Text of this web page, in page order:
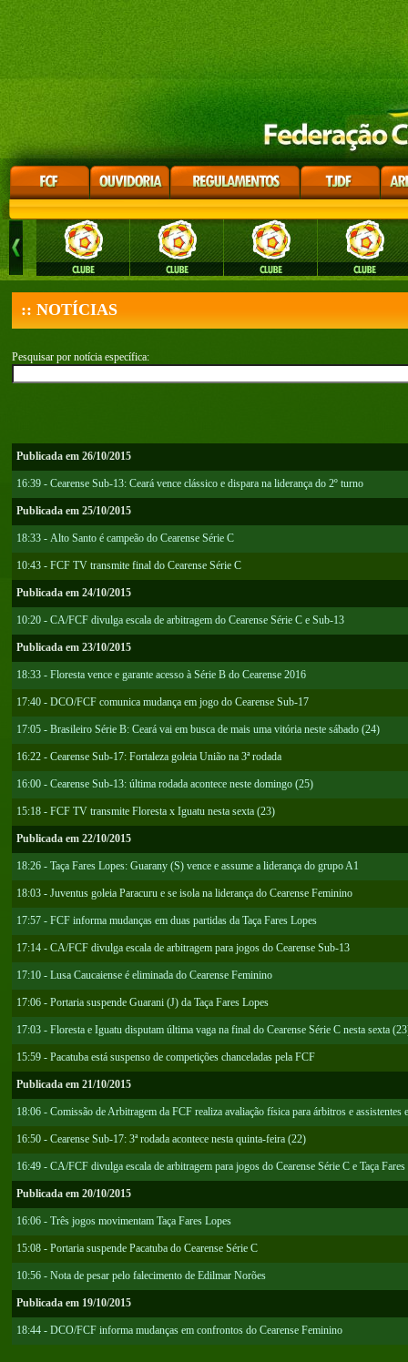
:: NOTÍCIAS
Pesquisar por notícia específica:
Publicada em 26/10/2015
16:39 - Cearense Sub-13: Ceará vence clássico e dispara na liderança do 2º turno
Publicada em 25/10/2015
18:33 - Alto Santo é campeão do Cearense Série C
10:43 - FCF TV transmite final do Cearense Série C
Publicada em 24/10/2015
10:20 - CA/FCF divulga escala de arbitragem do Cearense Série C e Sub-13
Publicada em 23/10/2015
18:33 - Floresta vence e garante acesso à Série B do Cearense 2016
17:40 - DCO/FCF comunica mudança em jogo do Cearense Sub-17
17:05 - Brasileiro Série B: Ceará vai em busca de mais uma vitória neste sábado (24)
16:22 - Cearense Sub-17: Fortaleza goleia União na 3ª rodada
16:00 - Cearense Sub-13: última rodada acontece neste domingo (25)
15:18 - FCF TV transmite Floresta x Iguatu nesta sexta (23)
Publicada em 22/10/2015
18:26 - Taça Fares Lopes: Guarany (S) vence e assume a liderança do grupo A1
18:03 - Juventus goleia Paracuru e se isola na liderança do Cearense Feminino
17:57 - FCF informa mudanças em duas partidas da Taça Fares Lopes
17:14 - CA/FCF divulga escala de arbitragem para jogos do Cearense Sub-13
17:10 - Lusa Caucaiense é eliminada do Cearense Feminino
17:06 - Portaria suspende Guarani (J) da Taça Fares Lopes
17:03 - Floresta e Iguatu disputam última vaga na final do Cearense Série C nesta sexta
15:59 - Pacatuba está suspenso de competições chanceladas pela FCF
Publicada em 21/10/2015
18:06 - Comissão de Arbitragem da FCF realiza avaliação física para árbitros e assistentes
16:50 - Cearense Sub-17: 3ª rodada acontece nesta quinta-feira (22)
16:49 - CA/FCF divulga escala de arbitragem para jogos do Cearense Série C e Taça
Publicada em 20/10/2015
16:06 - Três jogos movimentam Taça Fares Lopes
15:08 - Portaria suspende Pacatuba do Cearense Série C
10:56 - Nota de pesar pelo falecimento de Edilmar Norões
Publicada em 19/10/2015
18:44 - DCO/FCF informa mudanças em confrontos do Cearense Feminino